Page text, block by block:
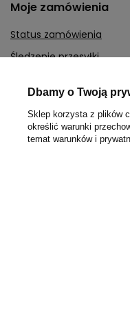
Moje zamówienia
Status zamówienia
Śledzenie przesyłki
Chcę zwrócić produkt
Chcę wymienić towar
Kontakt
Dbamy o Twoją
Sklep korzysta z plików
określić warunki
temat warunków i